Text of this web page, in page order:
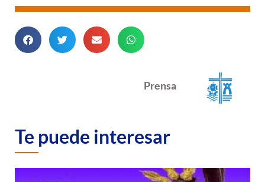
Prensa
Te puede interesar